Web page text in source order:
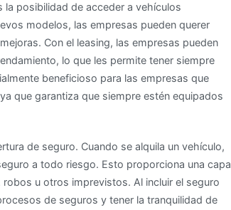
alternativa
estratégica
y
rentable
la posibilidad de acceder a vehículos
modelos, las empresas pueden querer
Con el leasing, las empresas pueden
lo que les permite tener siempre
beneficioso para las empresas que
que garantiza que siempre estén equipados
de seguro. Cuando se alquila un vehículo,
a todo riesgo. Esto proporciona una capa
u otros imprevistos. Al incluir el seguro
de seguros y tener la tranquilidad de